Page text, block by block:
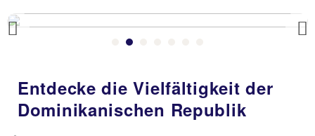
Previous
Entdecke die Vielfältigkeit der
Dominikanischen Republik